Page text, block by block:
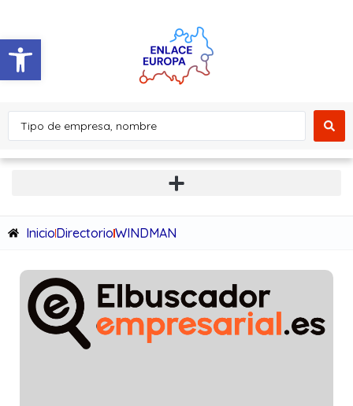
Abrir barra de herramientas
InicioDirectorioWINDMAN